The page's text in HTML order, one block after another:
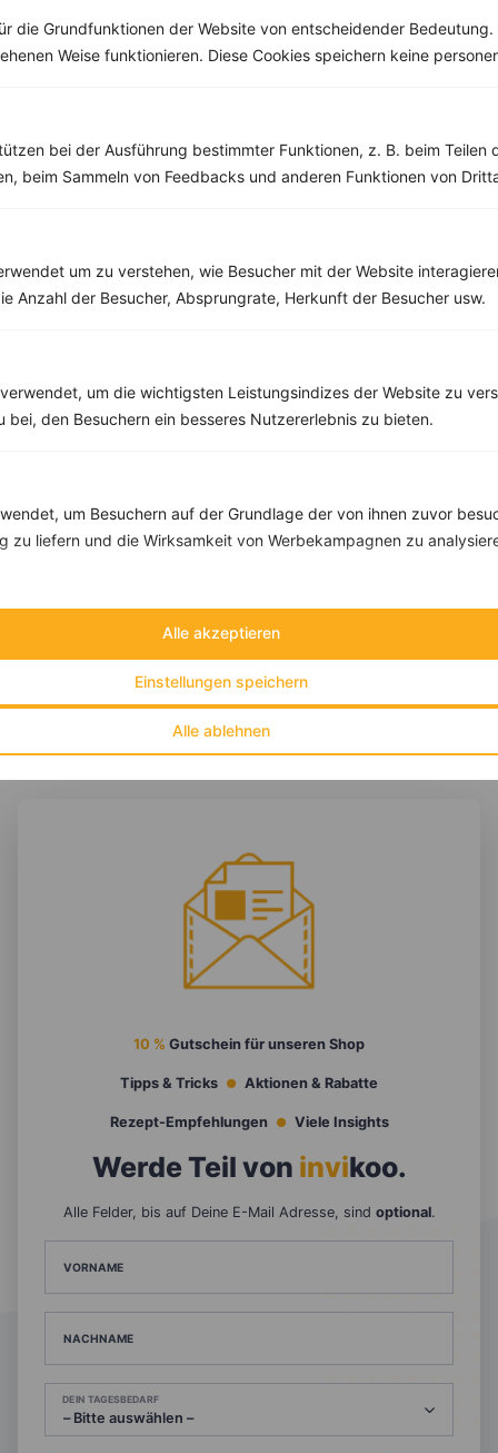
die Grundfunktionen der Website von entscheidender Bedeutung.
Weise funktionieren. Diese Cookies speichern keine
bei der Ausführung bestimmter Funktionen, z. B. beim Teilen
beim Sammeln von Feedbacks und anderen Funktionen von
um zu verstehen, wie Besucher mit der Website
Anzahl der Besucher, Absprungrate, Herkunft der Besucher usw.
um die wichtigsten Leistungsindizes der Website zu
bei, den Besuchern ein besseres Nutzererlebnis zu bieten.
um Besuchern auf der Grundlage der von ihnen zuvor
zu liefern und die Wirksamkeit von Werbekampagnen zu
Alle ablehnen
Einstellungen speichern
Alle akzeptieren
Gnocchi mit Pesto und Tomatensalat
Kohlehydrate:63 g
Rezepte mit 500 bis 600 kcal
Rezepte
Mini-Quiche mit Tomaten, Zucchini und Mozzarella
10 % Gutschein für unseren Shop
Tipps & Tricks Aktionen & Rabatte
Rezept-Empfehlungen Viele Insights
Werde Teil von invikoo.
Alle Felder, bis auf Deine E-Mail Adresse, sind optional.
VORNAME
NACHNAME
DEIN TAGESBEDARF